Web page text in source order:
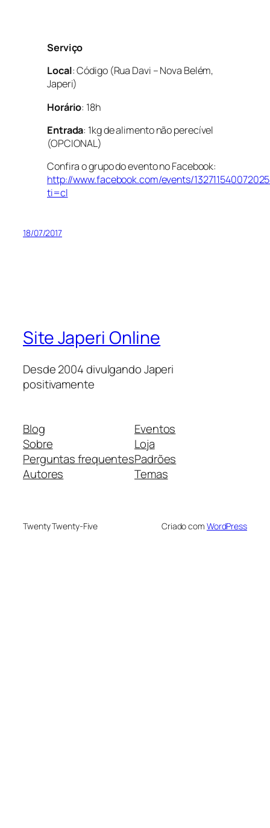
Serviço
Local: Código (Rua Davi – Nova Belém,
Japeri)
Horário: 18h
Entrada: 1kg de alimento não perecível
(OPCIONAL)
Confira o grupo do evento no Facebook:
http://www.facebook.com/events/
ti=cl
18/07/2017
Site Japeri Online
Desde 2004 divulgando Japeri
positivamente
Blog
Sobre
Perguntas frequentes
Autores
Eventos
Loja
Padrões
Temas
Twenty Twenty-Five Criado com WordPress